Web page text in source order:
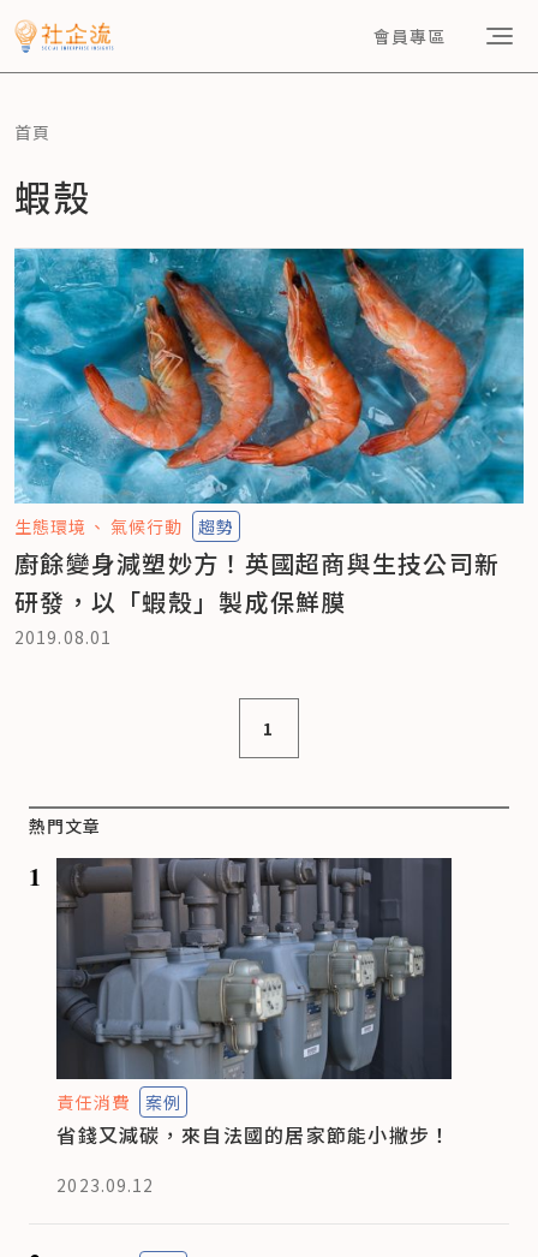
會員專區
首頁
蝦殼
生態環境 氣候行動 趨勢
廚餘變身減塑妙方！英國超商與生技公司新
研發，以「蝦殼」製成保鮮膜
2019.08.01
1
熱門文章
1
責任消費 案例
省錢又減碳，來自法國的居家節能小撇步！
2023.09.12